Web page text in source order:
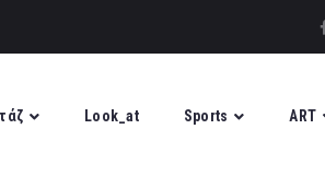
Look_at Sports ART